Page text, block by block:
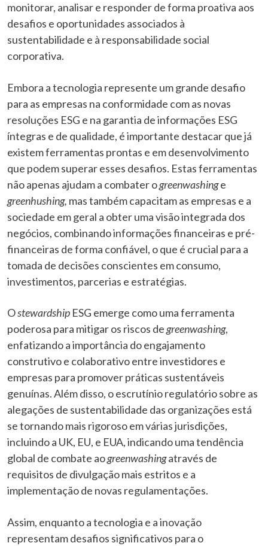
monitorar, analisar e responder de forma proativa aos
desafios e oportunidades associados à
sustentabilidade e à responsabilidade social
corporativa.
Embora a tecnologia represente um grande desafio
para as empresas na conformidade com as novas
resoluções ESG e na garantia de informações ESG
íntegras e de qualidade, é importante destacar que já
existem ferramentas prontas e em desenvolvimento
que podem superar esses desafios. Estas ferramentas
não apenas ajudam a combater ogreenwashinge
greenhushing, mas também capacitam as empresas e a
sociedade em geral a obter uma visão integrada dos
negócios, combinando informações financeiras e pré-
financeiras de forma confiável, o que é crucial para a
tomada de decisões conscientes em consumo,
investimentos, parcerias e estratégias.
Ostewardship ESG emerge como uma ferramenta
poderosa para mitigar os riscos degreenwashing,
enfatizando a importância do engajamento
construtivo e colaborativo entre investidores e
empresas para promover práticas sustentáveis
genuínas. Além disso, o escrutínio regulatório sobre as
alegações de sustentabilidade das organizações está
se tornando mais rigoroso em várias jurisdições,
incluindo a UK, EU, e EUA, indicando uma tendência
global de combate aogreenwashingatravés de
requisitos de divulgação mais estritos e a
implementação de novas regulamentações.
Assim, enquanto a tecnologia e a inovação
representam desafios significativos para o